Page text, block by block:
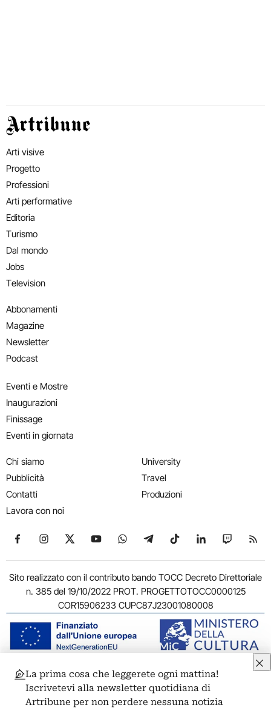
Artribune
Arti visive
Progetto
Professioni
Arti performative
Editoria
Turismo
Dal mondo
Jobs
Television
Abbonamenti
Magazine
Newsletter
Podcast
Eventi e Mostre
Inaugurazioni
Finissage
Eventi in giornata
Chi siamo
Pubblicità
Contatti
Lavora con noi
University
Travel
Produzioni
Seguici su Facebook
Seguici su Instagram
Seguici su X
Seguici su YouTube
Seguici su WhatsApp
Seguici su Telegram
Seguici su TikTok
Seguici su
Seguici
Sito realizzato con il contributo bando TOCC Decreto Direttoriale
n. 385 del 19/10/2022 PROT. PROGETTOTOCC0000125
COR15906233 CUPC87J23001080008
© 2011-2026 ARTRIBUNE srl – Corso Vittorio Emanuele II, 287 –
00186 Roma - P.I. 11381581005
Privacy: Responsabile della protezione dei dati personali
La prima cosa che leggerete ogni mattina!
Iscrivetevi alla newsletter quotidiana di
Artribune per non perdere nessuna notizia